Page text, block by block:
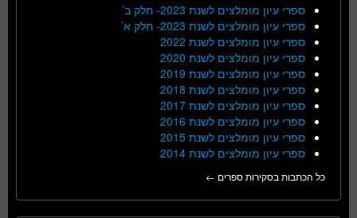
ספרי עיון מומלצים לשנת 2023- חלק ב’
ספרי עיון מומלצים לשנת 2023- חלק א’
ספרי עיון מומלצים לשנת 2022
ספרי עיון מומלצים לשנת 2020
ספרי עיון מומלצים לשנת 2019
ספרי עיון מומלצים לשנת 2018
ספרי עיון מומלצים לשנת 2017
ספרי עיון מומלצים לשנת 2016
ספרי עיון מומלצים לשנת 2015
ספרי עיון מומלצים לשנת 2014
כל הכתבות בסקירות ספרים ←